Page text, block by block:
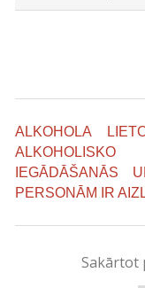
ALKOHOLA
IEGĀDĀŠANĀS
PERSONĀM IR
Sakārtot